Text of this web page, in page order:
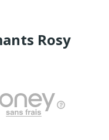
Rosy